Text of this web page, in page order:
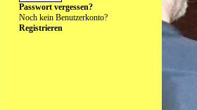
Passwort vergessen?
Noch kein Benutzerkonto?
Registrieren